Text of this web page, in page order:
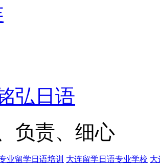
弘日语
负责、细心
业留学日语培训 大连留学日语专业学校 大